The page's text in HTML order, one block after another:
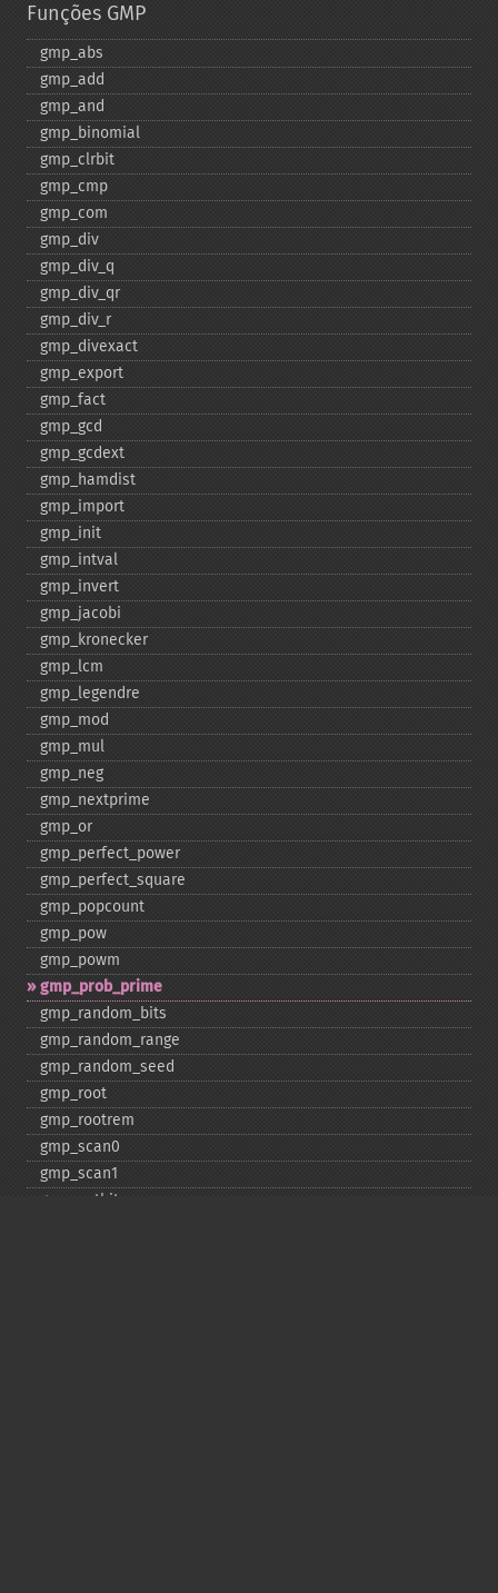
Funções GMP
gmp_​abs
gmp_​add
gmp_​and
gmp_​binomial
gmp_​clrbit
gmp_​cmp
gmp_​com
gmp_​div
gmp_​div_​q
gmp_​div_​qr
gmp_​div_​r
gmp_​divexact
gmp_​export
gmp_​fact
gmp_​gcd
gmp_​gcdext
gmp_​hamdist
gmp_​import
gmp_​init
gmp_​intval
gmp_​invert
gmp_​jacobi
gmp_​kronecker
gmp_​lcm
gmp_​legendre
gmp_​mod
gmp_​mul
gmp_​neg
gmp_​nextprime
gmp_​or
gmp_​perfect_​power
gmp_​perfect_​square
gmp_​popcount
gmp_​pow
gmp_​powm
gmp_​prob_​prime
gmp_​random_​bits
gmp_​random_​range
gmp_​random_​seed
gmp_​root
gmp_​rootrem
gmp_​scan0
gmp_​scan1
gmp_​setbit